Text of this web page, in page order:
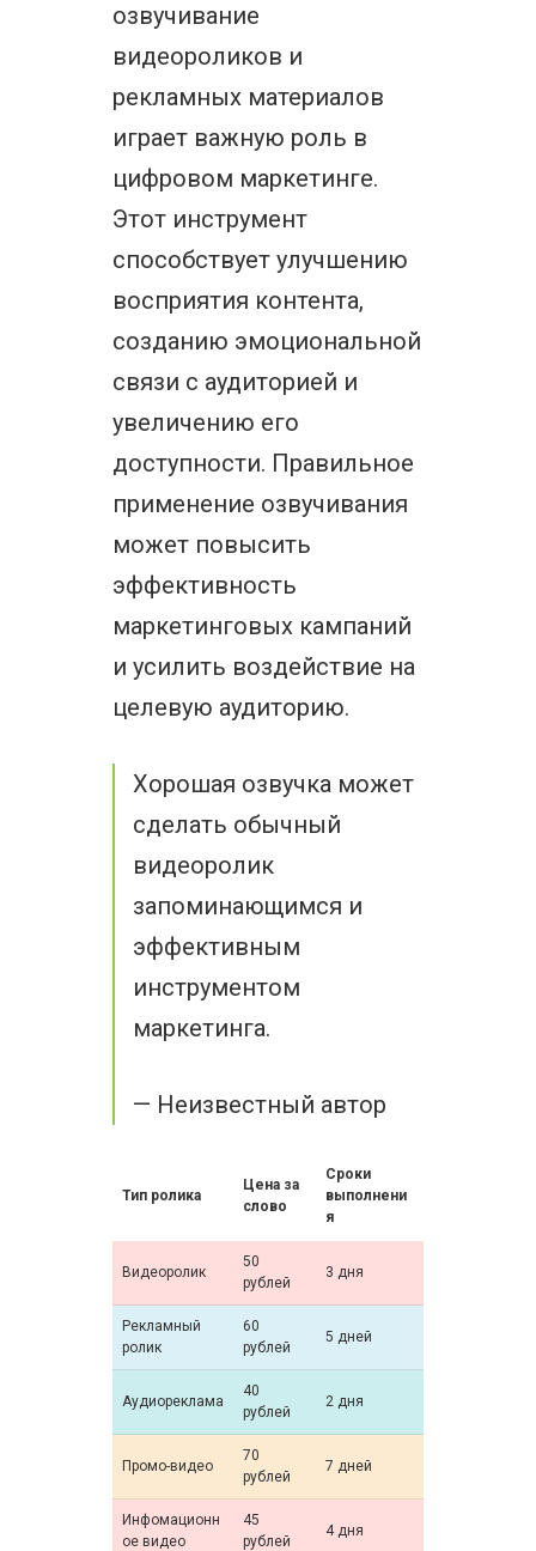
озвучивание
видеороликов и
рекламных материалов
играет важную роль в
цифровом маркетинге.
Этот инструмент
способствует улучшению
восприятия контента,
созданию эмоциональной
связи с аудиторией и
увеличению его
доступности. Правильное
применение озвучивания
может повысить
эффективность
маркетинговых кампаний
и усилить воздействие на
целевую аудиторию.
Хорошая озвучка может
сделать обычный
видеоролик
запоминающимся и
эффективным
инструментом
маркетинга.
— Неизвестный автор
Тип ролика
Цена за
слово
Сроки
выполнени
я
Видеоролик
50
рублей
3 дня
Рекламный
ролик
60
рублей
5 дней
Аудиореклама
40
рублей
2 дня
Промо-видео
70
рублей
7 дней
Инфомационн
ое видео
45
рублей
4 дня